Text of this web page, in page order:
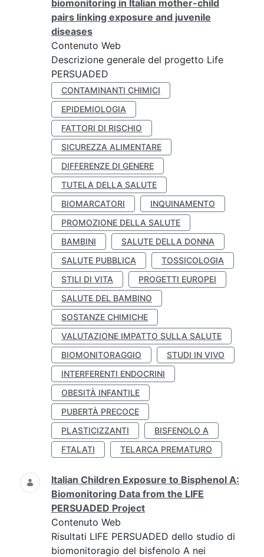
biomonitoring in Italian mother-child
pairs linking exposure and juvenile
diseases
Contenuto Web
Descrizione generale del progetto Life
PERSUADED
CONTAMINANTI CHIMICI
EPIDEMIOLOGIA
FATTORI DI RISCHIO
SICUREZZA ALIMENTARE
DIFFERENZE DI GENERE
TUTELA DELLA SALUTE
BIOMARCATORI
INQUINAMENTO
PROMOZIONE DELLA SALUTE
BAMBINI
SALUTE DELLA DONNA
SALUTE PUBBLICA
TOSSICOLOGIA
STILI DI VITA
PROGETTI EUROPEI
SALUTE DEL BAMBINO
SOSTANZE CHIMICHE
VALUTAZIONE IMPATTO SULLA SALUTE
BIOMONITORAGGIO
STUDI IN VIVO
INTERFERENTI ENDOCRINI
OBESITÀ INFANTILE
PUBERTÀ PRECOCE
PLASTICIZZANTI
BISFENOLO A
FTALATI
TELARCA PREMATURO
Italian Children Exposure to Bisphenol A:
Biomonitoring Data from the LIFE
PERSUADED Project
Contenuto Web
Risultati LIFE PERSUADED dello studio di
biomonitoragio del bisfenolo A nei